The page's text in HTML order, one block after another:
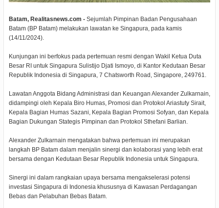
Batam, Realitasnews.com - Sejumlah Pimpinan Badan Pengusahaan
Batam (BP Batam) melakukan lawatan ke Singapura, pada kamis
(14/11/2024).
Kunjungan ini berfokus pada pertemuan resmi dengan Wakil Ketua Duta
Besar RI untuk Singapura Sulistijo Djati Ismoyo, di Kantor Kedutaan Besar
Republik Indonesia di Singapura, 7 Chatsworth Road, Singapore, 249761.
Lawatan Anggota Bidang Administrasi dan Keuangan Alexander Zulkarnain,
didampingi oleh Kepala Biro Humas, Promosi dan Protokol Ariastuty Sirait,
Kepala Bagian Humas Sazani, Kepala Bagian Promosi Sofyan, dan Kepala
Bagian Dukungan Stategis Pimpinan dan Protokol Sthefani Barlian.
Alexander Zulkarnain mengatakan bahwa pertemuan ini merupakan
langkah BP Batam dalam menjalin sinergi dan kolaborasi yang lebih erat
bersama dengan Kedutaan Besar Republik Indonesia untuk Singapura.
Sinergi ini dalam rangkaian upaya bersama mengakselerasi potensi
investasi Singapura di Indonesia khususnya di Kawasan Perdagangan
Bebas dan Pelabuhan Bebas Batam.